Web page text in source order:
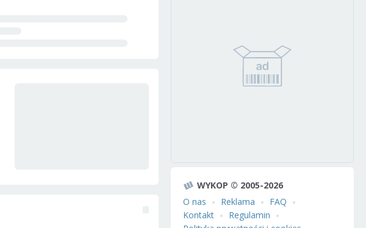
WYKOP © 2005-2026
O nas
Reklama
FAQ
Kontakt
Regulamin